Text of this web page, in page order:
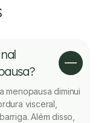
menopausa diminui
visceral,
Além disso,